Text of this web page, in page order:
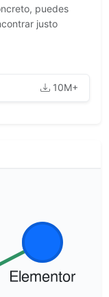
puedes
justo
10M+